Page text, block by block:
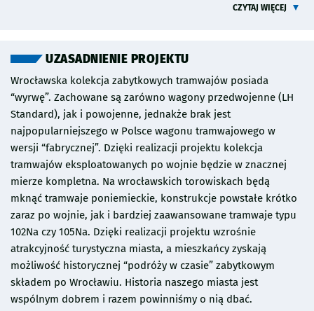
projektów w celu sprawdzenia czy nie zgłoszono innych
uniwersalnego. Załączniki mają charakter wyłącznie
pomocniczy, a w przypadku rozbieżności między opisem
projektu, a załącznikiem, decydujący jest opis projektu.
CZYTAJ WIĘCEJ
UZASADNIENIE PROJEKTU
Wrocławska kolekcja zabytkowych tramwajów posiada
“wyrwę”. Zachowane są zarówno wagony przedwojenne (LH
Standard), jak i powojenne, jednakże brak jest
najpopularniejszego w Polsce wagonu tramwajowego w
wersji “fabrycznej”. Dzięki realizacji projektu kolekcja
tramwajów eksploatowanych po wojnie będzie w znacznej
mierze kompletna. Na wrocławskich torowiskach będą
mknąć tramwaje poniemieckie, konstrukcje powstałe krótko
zaraz po wojnie, jak i bardziej zaawansowane tramwaje typu
102Na czy 105Na. Dzięki realizacji projektu wzrośnie
atrakcyjność turystyczna miasta, a mieszkańcy zyskają
możliwość historycznej “podróży w czasie” zabytkowym
składem po Wrocławiu. Historia naszego miasta jest
wspólnym dobrem i razem powinniśmy o nią dbać.